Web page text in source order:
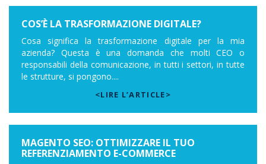
COS’È LA TRASFORMAZIONE DIGITALE?
Cosa significa la trasformazione digitale per la mia
azienda? Questa è una domanda che molti CEO o
responsabili della comunicazione, in tutti i settori, in tutte
le strutture, si pongono....
<LIRE L’ARTICLE>
MAGENTO SEO: OTTIMIZZARE IL TUO
REFERENZIAMENTO E-COMMERCE